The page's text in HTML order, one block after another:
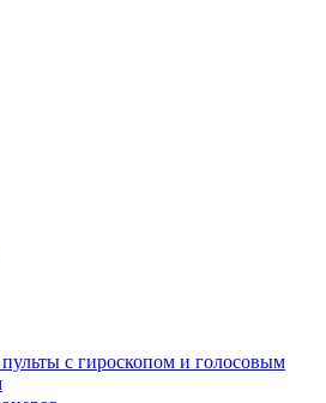
с гироскопом и голосовым